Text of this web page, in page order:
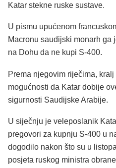
Katar stekne ruske sustave.
U pismu upućenom
Macronu saudijski monarh ga
na Dohu da ne kupi S-400.
Prema njegovim riječima,
mogućnosti da Katar dobije
sigurnosti Saudijske Arabije.
U siječnju je veleposlanik
pregovori za kupnju S-400 u
dogodilo nakon što su u
posjeta ruskog ministra